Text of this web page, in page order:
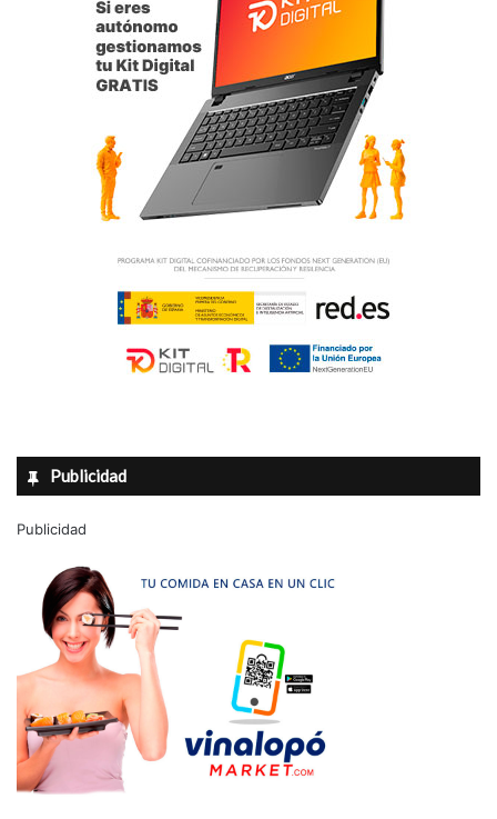
Publicidad
Publicidad